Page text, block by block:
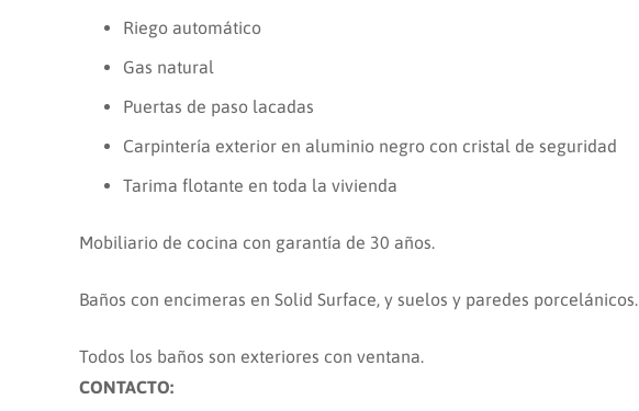
Riego automático
Gas natural
Puertas de paso lacadas
Carpintería exterior en aluminio negro con cristal de seguridad
Tarima flotante en toda la vivienda
Mobiliario de cocina con garantía de 30 años.
Baños con encimeras en Solid Surface, y suelos y paredes porcelánicos.
Todos los baños son exteriores con ventana.
CONTACTO: